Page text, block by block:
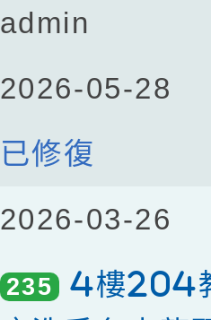
admin
2026-05-28
已修復
2026-03-26
235
4樓204